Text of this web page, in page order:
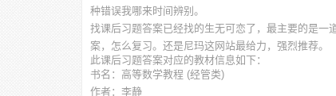
种错误我哪来时间辨别。
找课后习题答案已经找的生无可恋了，最主要的是
案，怎么复习。还是尼玛这网站最给力，强烈推荐。
此课后习题答案对应的教材信息如下：
书名：高等数学教程 (经管类)
作者：李静